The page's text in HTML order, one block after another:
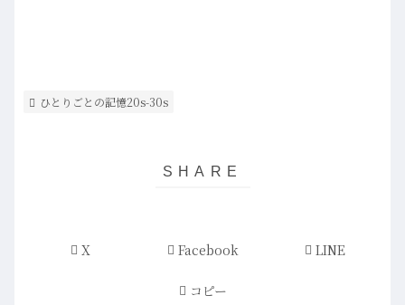
ひとりごとの記憶20s-30s
X Facebook LINE
コピー